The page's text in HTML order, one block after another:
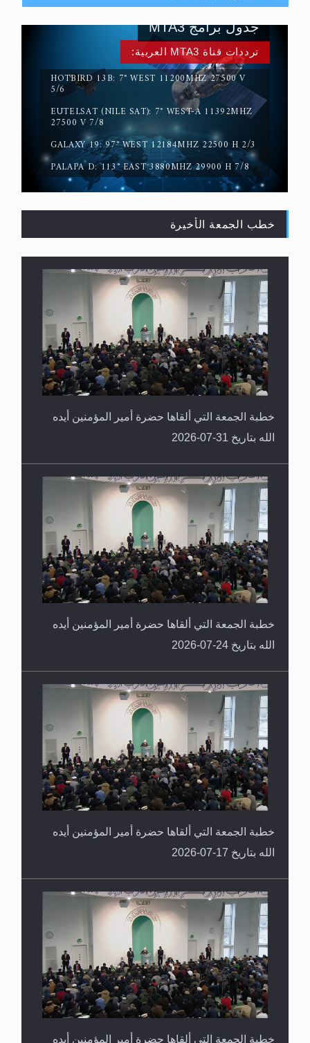
حقيقة المسيح الدجال
القرآن قاضٍ وحكمٌ على السنة ومهيمنٌ عليها.. ليس
العكس
ترددات قناة MTA3 العربية:
HOTBIRD 13B: 7° WEST 11200MHZ 27500 V
5/6
EUTELSAT (NILE SAT): 7° WEST-A 11392MHZ
27500 V 7/8
GALAXY 19: 97° WEST 12184MHZ 22500 H 2/3
PALAPA D: 113° EAST 3880MHZ 29900 H 7/8
جدول برامج MTA3
خطب الجمعة الأخيرة
خطبة الجمعة التي ألقاها حضرة أمير المؤمنين أيده
الله بتاريخ 31-07-2026
خطبة الجمعة التي ألقاها حضرة أمير المؤمنين أيده
الله بتاريخ 24-07-2026
خطبة الجمعة التي ألقاها حضرة أمير المؤمنين أيده
الله بتاريخ 17-07-2026
خطبة الجمعة التي ألقاها حضرة أمير المؤمنين أيده